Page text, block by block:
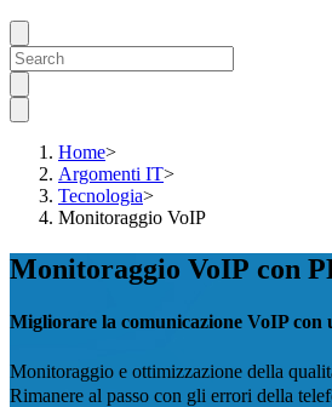
Home>
Argomenti IT>
Tecnologia>
Monitoraggio VoIP
Monitoraggio VoIP con
Migliorare la comunicazione VoIP
Monitoraggio e ottimizzazione della
Rimanere al passo con gli errori della